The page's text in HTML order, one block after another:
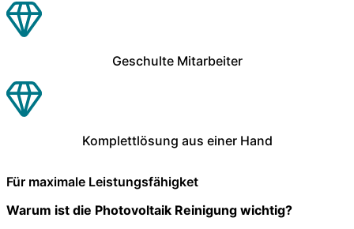
Geschulte Mitarbeiter
Komplettlösung aus einer Hand
Für maximale Leistungsfähigket
Warum ist die Photovoltaik Reinigung wichtig?